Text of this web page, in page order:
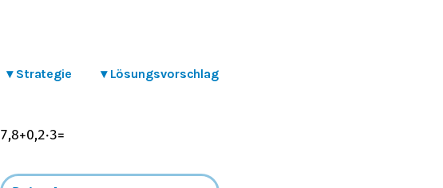
▾ Strategie ▾ Lösungsvorschlag
7,8+0,2⋅3=